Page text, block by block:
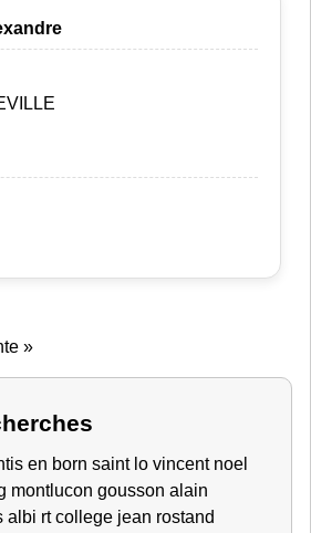
»
en born saint lo vincent noel
montlucon gousson alain
albi rt college jean rostand